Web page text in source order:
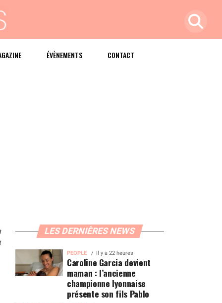
ÉVÈNEMENTS CONTACT
LES DERNIÈRES NEWS
PEOPLE Il y a 22 heures
Caroline Garcia devient
maman : l’ancienne
championne lyonnaise
présente son fils Pablo